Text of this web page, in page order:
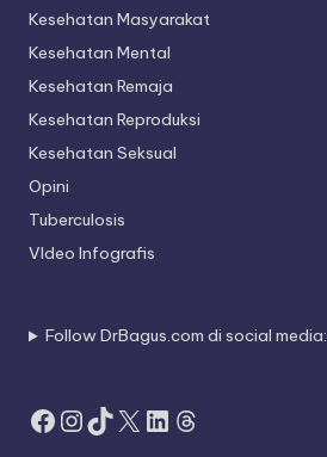
Kesehatan Masyarakat
Kesehatan Mental
Kesehatan Remaja
Kesehatan Reproduksi
Kesehatan Seksual
Opini
Tuberculosis
VIdeo Infografis
Follow DrBagus.com di social media:
Facebook
Instagram
TikTok
X LinkedIn
Threads